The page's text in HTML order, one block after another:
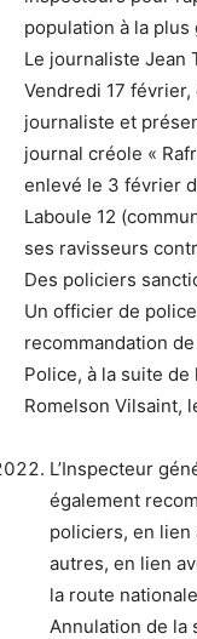
population à la
Le journaliste Jean
Vendredi 17
journaliste et
journal créole «
enlevé le 3 février
Laboule 12
ses ravisseurs
Des policiers
Un officier de
recommandation
Police, à la suite
Romelson Vilsaint,
L’Inspecteur
également
policiers, en lien
autres, en lien
la route
Annulation de la